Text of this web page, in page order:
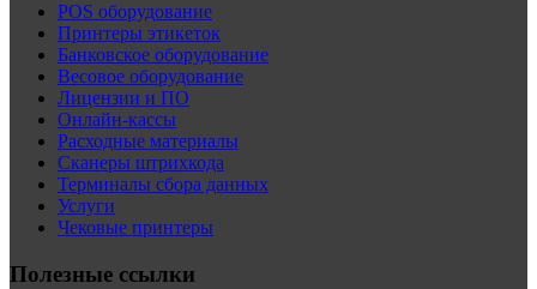
POS оборудование
Принтеры этикеток
Банковское оборудование
Весовое оборудование
Лицензии и ПО
Онлайн-кассы
Расходные материалы
Сканеры штрихкода
Терминалы сбора данных
Услуги
Чековые принтеры
Полезные ссылки